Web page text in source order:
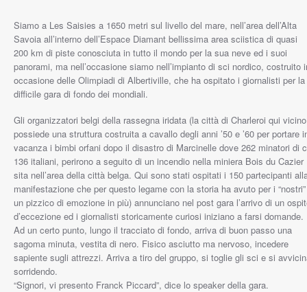
Siamo a Les Saisies a 1650 metri sul livello del mare, nell’area dell’Alta
Savoia all’interno dell’Espace Diamant bellissima area sciistica di quasi
200 km di piste conosciuta in tutto il mondo per la sua neve ed i suoi
panorami, ma nell’occasione siamo nell’impianto di sci nordico, costruito
occasione delle Olimpiadi di Albertiville, che ha ospitato i giornalisti per la
difficile gara di fondo dei mondiali.
Gli organizzatori belgi della rassegna iridata (la città di Charleroi qui vicino
possiede una struttura costruita a cavallo degli anni ’50 e ’60 per portare
vacanza i bimbi orfani dopo il disastro di Marcinelle dove 262 minatori di
136 italiani, perirono a seguito di un incendio nella miniera Bois du Cazier
sita nell’area della città belga. Qui sono stati ospitati i 150 partecipanti
manifestazione che per questo legame con la storia ha avuto per i “nostri”
un pizzico di emozione in più) annunciano nel post gara l’arrivo di un
d’eccezione ed i giornalisti storicamente curiosi iniziano a farsi domande.
Ad un certo punto, lungo il tracciato di fondo, arriva di buon passo una
sagoma minuta, vestita di nero. Fisico asciutto ma nervoso, incedere
sapiente sugli attrezzi. Arriva a tiro del gruppo, si toglie gli sci e si
sorridendo.
“Signori, vi presento Franck Piccard”, dice lo speaker della gara.